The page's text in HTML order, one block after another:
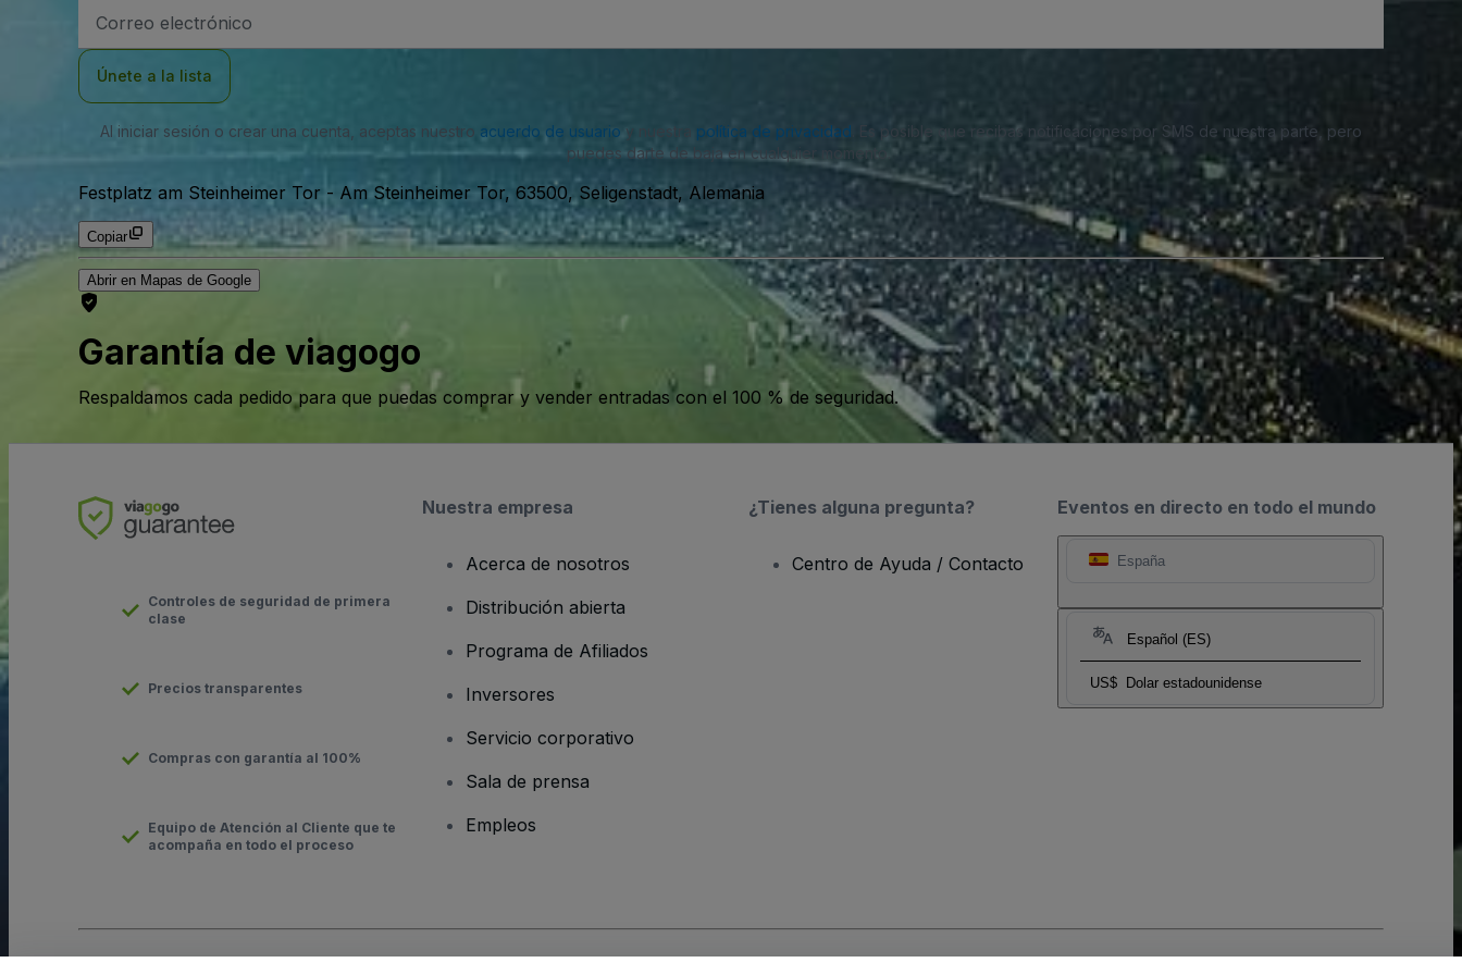
de
Únete a la lista
Al iniciar sesión o crear una cuenta, aceptas nuestro acuerdo de usuarioy nuestra política de privacidad . Es posible que recibas notificaciones por SMS de nuestra parte, pero
puedes darte de baja en cualquier momento.
Festplatz am Steinheimer Tor - Am Steinheimer Tor, 63500, Seligenstadt, Alemania
Copiar
Abrir en Mapas de Google
Garantía de viagogo
Respaldamos cada pedido para que puedas comprar y vender entradas con el 100 % de seguridad.
Eventos en directo en todo el mundo
España
Español (ES)
US$ Dolar estadounidense
Controles de seguridad de primera
clase
Precios transparentes
Compras con garantía al 100%
Equipo de Atención al Cliente que te
acompaña en todo el proceso
Nuestra empresa
Acerca de nosotros
Distribución abierta
Programa de Afiliados
Inversores
Servicio corporativo
Sala de prensa
Empleos
¿Tienes alguna pregunta?
Centro de Ayuda / Contacto